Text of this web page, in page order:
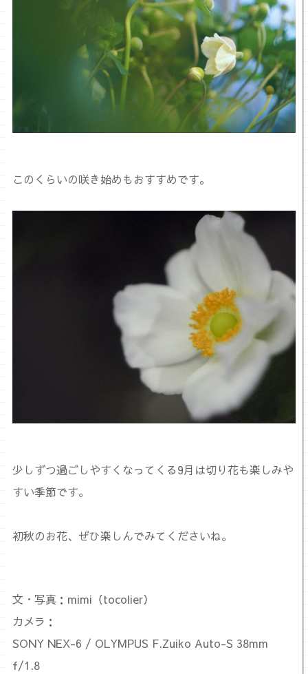
このくらいの咲き始めもおすすめです。
少しずつ過ごしやすくなってくる9月は切り花も楽しみや
すい季節です。
初秋のお花、ぜひ楽しんでみてくださいね。
文・写真：mimi（tocolier）
カメラ：
SONY NEX-6 / OLYMPUS F.Zuiko Auto-S 38mm
f/1.8